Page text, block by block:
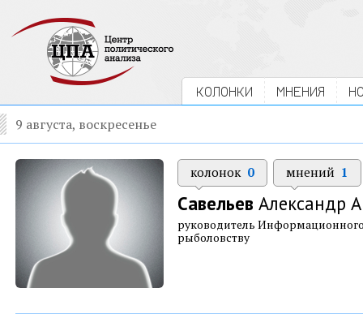
КОЛОНКИ МНЕНИЯ
9 августа, воскресенье
колонок 0 мнений 1
Савельев Александр
руководитель Информационного
рыболовству